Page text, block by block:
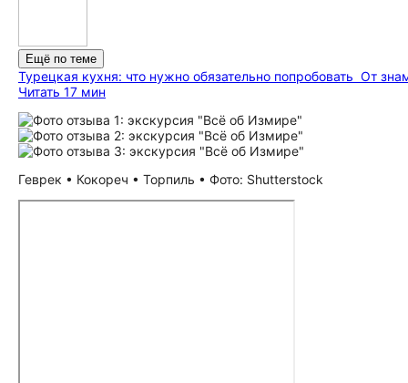
Ещё по теме
Турецкая кухня: что нужно обязательно попробовать От
Читать 17 мин
Геврек • Кокореч • Торпиль • Фото: Shutterstock